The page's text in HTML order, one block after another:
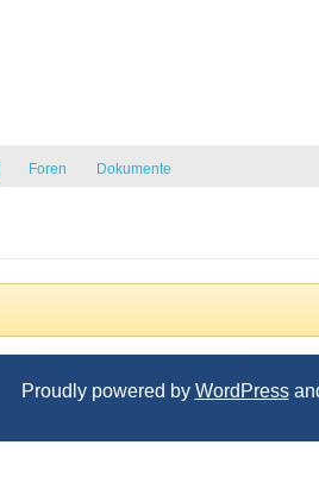
Foren Dokumente
Proudly powered by WordPress